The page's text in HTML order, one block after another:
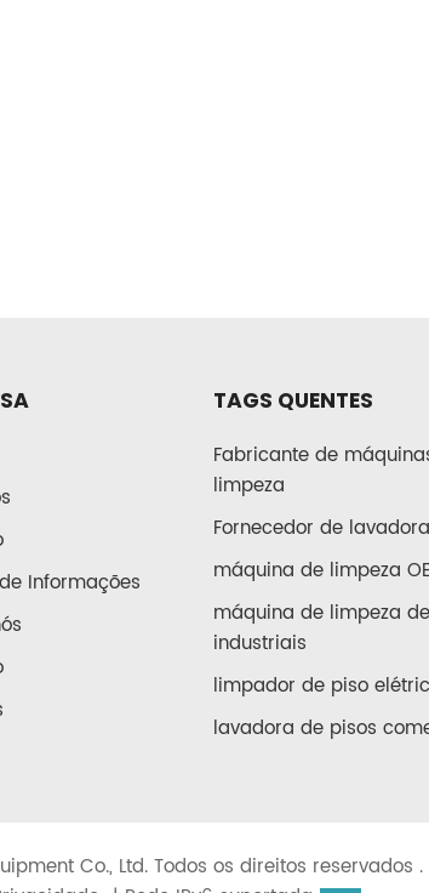
Informações
TAGS QUENTES
Fabricante de
limpeza
Fornecedor de
máquina de limpeza
máquina de limpeza
industriais
limpador de piso
lavadora de pisos
Co., Ltd. Todos os direitos reservados .